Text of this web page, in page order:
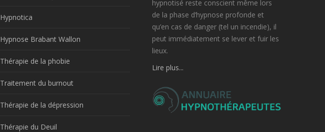
Hypnotica
Hypnose Brabant Wallon
Thérapie de la phobie
Traitement du burnout
Thérapie de la dépression
Thérapie du Deuil
hypnotisé reste conscient même lors
de la phase d’hypnose profonde et
qu’en cas de danger (tel un incendie), il
peut immédiatement se lever et fuir les
lieux.
Lire plus...